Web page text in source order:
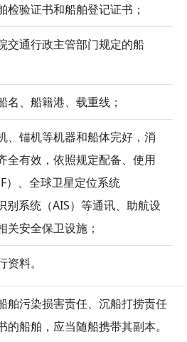
检验证书和船舶登记证书；
交通行政主管部门规定的船
名、船籍港、载重线；
、锚机等机器和船体完好，消
全有效，依照规定配备、使用
）、全球卫星定位系统
别系统（AIS）等通讯、助航设
关安全保卫设施；
资料。
舶污染损害责任、沉船打捞责任
船舶，应当随船携带其副本。